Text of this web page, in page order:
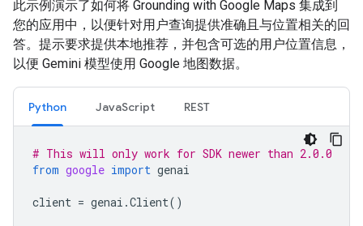
此示例演示了如何将 Grounding with Google Maps 集成到
您的应用中，以便针对用户查询提供准确且与位置相关的回
答。提示要求提供本地推荐，并包含可选的用户位置信息，
以便 Gemini 模型使用 Google 地图数据。
Python JavaScript REST
# This will only work for SDK newer than 2.0.0
from google import genai
client = genai .Client()